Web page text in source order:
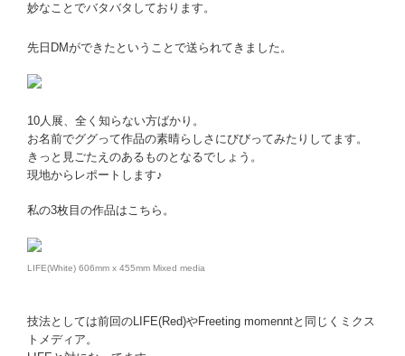
妙なことでバタバタしております。
先日DMができたということで送られてきました。
10人展、全く知らない方ばかり。
お名前でググって作品の素晴らしさにびびってみたりしてます。
きっと見ごたえのあるものとなるでしょう。
現地からレポートします♪
私の3枚目の作品はこちら。
LIFE(White) 606mm x 455mm Mixed media
技法としては前回のLIFE(Red)やFreeting momenntと同じくミクス
トメディア。